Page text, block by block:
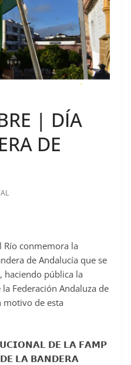
| DÍA
DE
Río conmemora la
de Andalucía que se
haciendo pública la
Federación Andaluza de
motivo de esta
𝗗𝗘 𝗟𝗔 𝗙𝗔𝗠𝗣
𝗗𝗘 𝗟𝗔 𝗕𝗔𝗡𝗗𝗘𝗥𝗔